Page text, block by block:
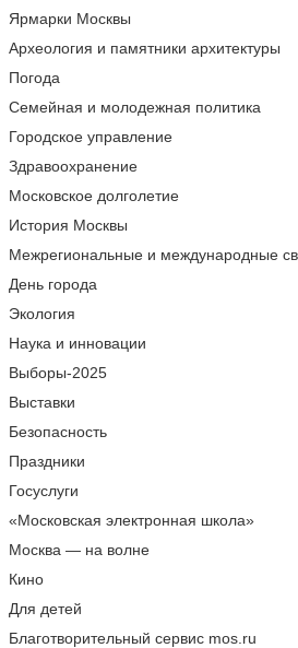
Ярмарки Москвы
Археология и памятники архитектуры
Погода
Семейная и молодежная политика
Городское управление
Здравоохранение
Московское долголетие
История Москвы
Межрегиональные и международные
День города
Экология
Наука и инновации
Выборы-2025
Выставки
Безопасность
Праздники
Госуслуги
«Московская электронная школа»
Москва — на волне
Кино
Для детей
Благотворительный сервис mos.ru